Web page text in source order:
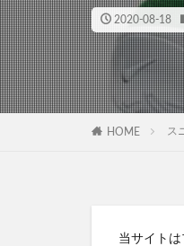
2020-08-18
HOME ス
当サイト